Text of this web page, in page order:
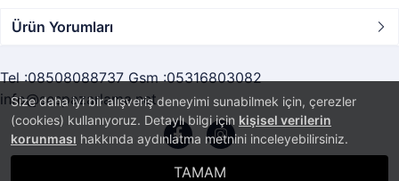
Size daha iyi bir alışveriş deneyimi sunabilmek için, çerezler
(cookies) kullanıyoruz. Detaylı bilgi için kişisel verilerin
korunması hakkında aydınlatma metnini inceleyebilirsiniz.
TAMAM
Ürün Yorumları
Tel :08508088737 Gsm :05316803082
info@sespazarlama.net